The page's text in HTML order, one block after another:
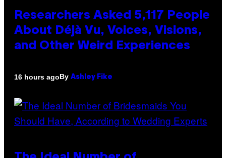
Researchers Asked 5,117 People
About Déjà Vu, Voices, Visions,
and Other Weird Experiences
16 hours agoBy Ashley Fike